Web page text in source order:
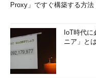
Proxy」ですぐ構築する方法
IoT時代
ニア」と